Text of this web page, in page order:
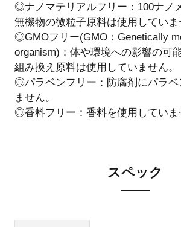
◎ナノマテリアルフリー：100ナノ
無機物の微粒子原料は使用していま
◎GMOフリー(GMO：Genetically
organism)：体や環境への影響の可
組み換え原料は使用していません。
◎パラベンフリー：防腐剤にパラベ
ません。
◎香料フリー：香料を使用していま
スペック